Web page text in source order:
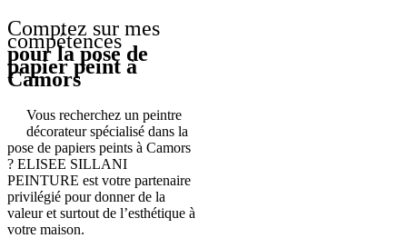
Comptez sur mes
compétences
pour la pose de
papier peint à
Camors
Vous recherchez un peintre
décorateur spécialisé dans la
pose de papiers peints à Camors
? ELISEE SILLANI
PEINTURE est votre partenaire
privilégié pour donner de la
valeur et surtout de l’esthétique à
votre maison.